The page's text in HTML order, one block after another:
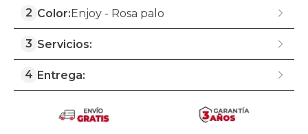
2 Color:Enjoy - Rosa palo
3 Servicios:
4 Entrega: